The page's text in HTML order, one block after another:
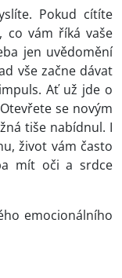
Pokud cítíte
co vám říká vaše
jen uvědomění
vše začne dávat
Ať už jde o
se novým
tiše nabídnul. I
život vám často
mít oči a srdce
emocionálního